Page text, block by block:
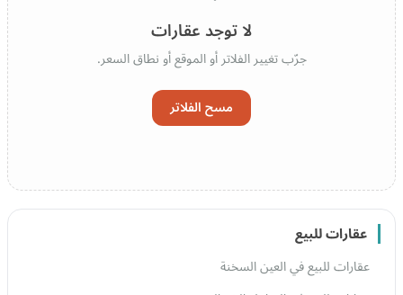
لا توجد عقارات
جرّب تغيير الفلاتر أو الموقع أو نطاق السعر.
مسح الفلاتر
عقارات للبيع
عقارات للبيع في العين السخنة